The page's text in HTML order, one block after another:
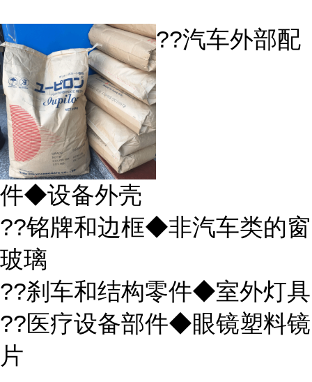
??汽车外部配
件◆设备外壳
??铭牌和边框◆非汽车类的窗
玻璃
??刹车和结构零件◆室外灯具
??医疗设备部件◆眼镜塑料镜
片